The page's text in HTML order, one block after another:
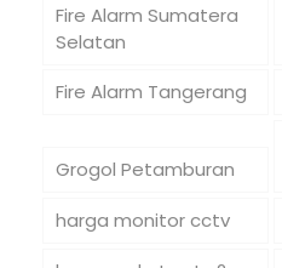
Fire Alarm Sumatera
Selatan
Fire Alarm Tangerang
Grogol Petamburan
harga monitor cctv